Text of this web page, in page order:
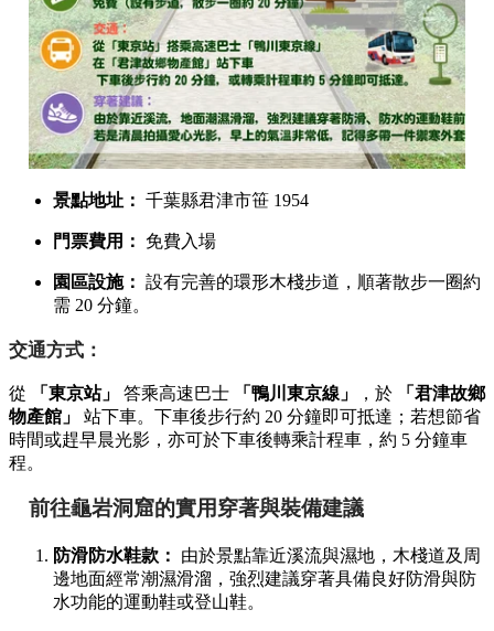
景點地址： 千葉縣君津市笹 1954
門票費用： 免費入場
園區設施： 設有完善的環形木棧步道，順著散步一圈約
需 20 分鐘。
交通方式：
從 「東京站」 答乘高速巴士 「鴨川東京線」 ，於
「君津故鄉
物產館」
站下車。下車後步行約 20 分鐘即可抵達；若想節省
時間或趕早晨光影，亦可於下車後轉乘計程車，約 5 分鐘車
程。
前往龜岩洞窟的實用穿著與裝備建議
防滑防水鞋款：
由於景點靠近溪流與濕地，木棧道及周
邊地面經常潮濕滑溜，強烈建議穿著具備良好防滑與防
水功能的運動鞋或登山鞋。